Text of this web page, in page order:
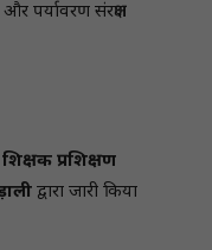
पर्यावरण संरक्षण
प्रशिक्षण
द्वारा जारी किया